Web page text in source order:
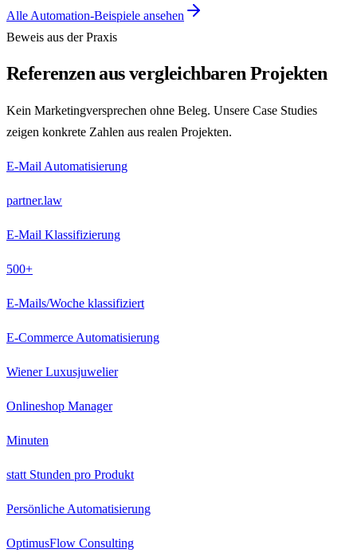
Alle Automation-Beispiele ansehen
Beweis aus der Praxis
Referenzen aus vergleichbaren Projekten
Kein Marketingversprechen ohne Beleg. Unsere Case Studies
zeigen konkrete Zahlen aus realen Projekten.
E-Mail Automatisierung
partner.law
E-Mail Klassifizierung
500+
E-Mails/Woche klassifiziert
E-Commerce Automatisierung
Wiener Luxusjuwelier
Onlineshop Manager
Minuten
statt Stunden pro Produkt
Persönliche Automatisierung
OptimusFlow Consulting